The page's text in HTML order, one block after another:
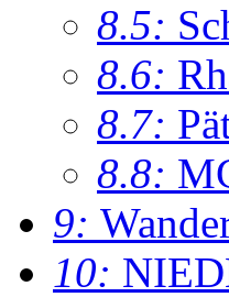
8.5:
8.6:
8.7:
8.8:
9:
10: